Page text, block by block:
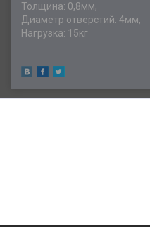
Толщина: 0,8мм,
Диаметр отверстий: 4мм,
Нагрузка: 15кг